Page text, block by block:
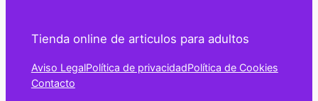
Tienda online de articulos para adultos
Aviso LegalPolítica de privacidadPolítica de Cookies
Contacto